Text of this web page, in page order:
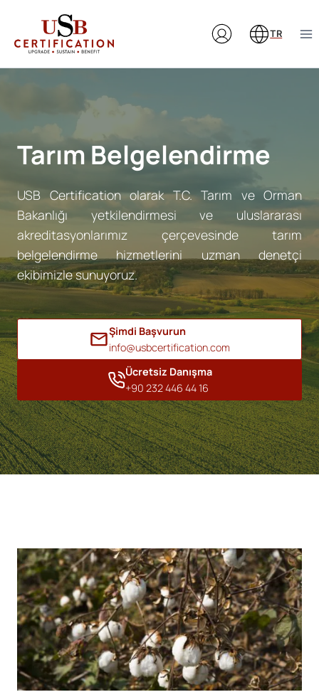
content
TR
Tarım Belgelendirme
USB Certification olarak T.C. Tarım ve Orman
Bakanlığı yetkilendirmesi ve uluslararası
akreditasyonlarımız çerçevesinde tarım
belgelendirme hizmetlerini uzman denetçi
ekibimizle sunuyoruz.
Şimdi Başvurun
info@usbcertification.com
Ücretsiz Danışma
+90 232 446 44 16